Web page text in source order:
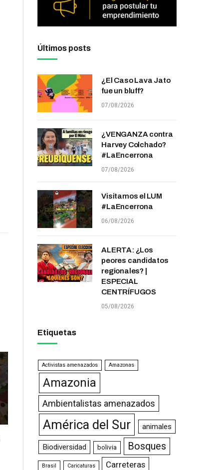
Últimos posts
¿El Caso Lava Jato
fue un bluff?
07/08/2026
¿VENGANZA contra
Harvey Colchado?
#LaEncerrona
07/08/2026
Visitamos el LUM
#LaEncerrona
06/08/2026
ALERTA: ¿Los
peores candidatos
regionales? |
ESPECIAL
CENTRÍFUGOS
05/08/2026
Etiquetas
Activistas amenazados Amazonas
Amazonia
Ambientalistas amenazados
América del Sur animales
Biodiversidad bolivia Bosques
Brasil Caricaturas Carreteras